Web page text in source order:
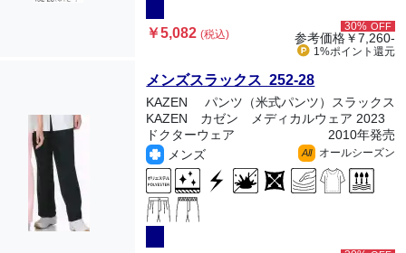
￥5,082(税込)
30% OFF
参考価格￥7,260-
1%ポイント 還元
メンズスラックス 252-28
KAZEN
パンツ（米式パンツ）スラックス
KAZEN カゼン メディカルウェア 2023
ドクターウェア
2010年発売
メンズ
All オールシーズン